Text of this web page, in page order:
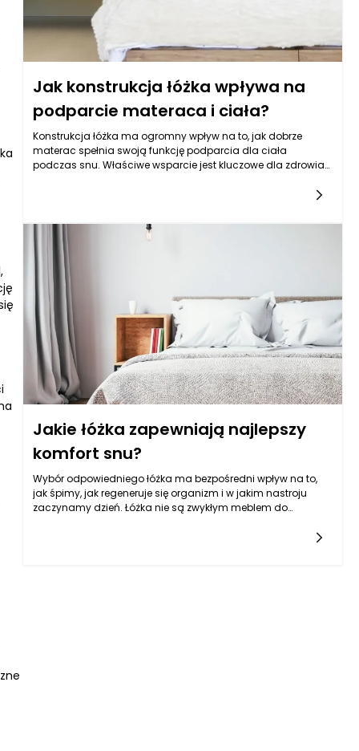
Jak konstrukcja łóżka wpływa na
podparcie materaca i ciała?
Konstrukcja łóżka ma ogromny wpływ na to, jak dobrze
materac spełnia swoją funkcję podparcia dla ciała
podczas snu. Właściwe wsparcie jest kluczowe dla zdrowia
zależności od materiałów, z jakich zostały wykonane, a także
ciała oraz na to, jak materac współpracuje z ramą łóżka.
Wysokiej jakości łóżka z odpowiednim stelażem nie tylko
przedłużają żywotność materaca, ale także wspomagają
zdrowy sen, zmniejszając napięcia i bóle ciała.
Jakie łóżka zapewniają najlepszy
komfort snu?
Wybór odpowiedniego łóżka ma bezpośredni wpływ na to,
jak śpimy, jak regeneruje się organizm i w jakim nastroju
zaczynamy dzień. Łóżka nie są zwykłym meblem do
nich w dużej mierze zależy ułożenie kręgosłupa, rozluźnienie